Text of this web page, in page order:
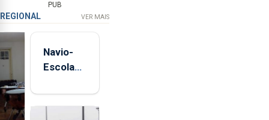
PUB
REGIONAL VER MAIS
Navio-
Escola
está de